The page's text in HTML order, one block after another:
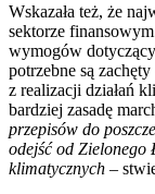
Wskazała też, że
sektorze
wymogów
potrzebne są
z realizacji działań
bardziej zasadę
przepisów do
odejść od Zielonego
klimatycznych –